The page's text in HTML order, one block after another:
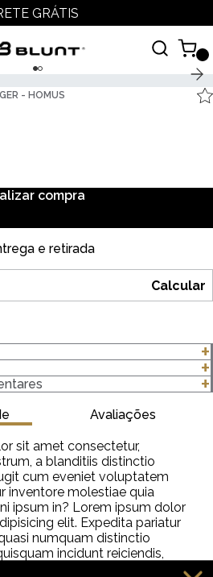
GRÁTIS
- HOMUS
compra
e retirada
Calcular
(cm) 2x1 com Elastano
variações de acordo com o
está utilizando.
pode haver encolhimento de 2,5 a
abrir as medidas
sit amet consectetur,
a blanditiis distinctio
cum eveniet voluptatem
inventore molestiae quia
ipsum in? Lorem ipsum dolor
elit. Expedita pariatur
numquam distinctio
incidunt reiciendis,
illum dolor provident. Lorem
Avaliações